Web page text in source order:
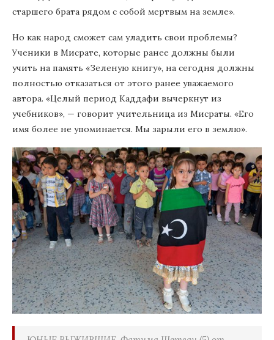
старшего брата рядом с собой мертвым на земле».
Но как народ сможет сам уладить свои проблемы?
Ученики в Мисрате, которые ранее должны были
учить на память «Зеленую книгу», на сегодня должны
полностью отказаться от этого ранее уважаемого
автора. «Целый период Каддафи вычеркнут из
учебников», — говорит учительница из Мисраты. «Его
имя более не упоминается. Мы зарыли его в землю».